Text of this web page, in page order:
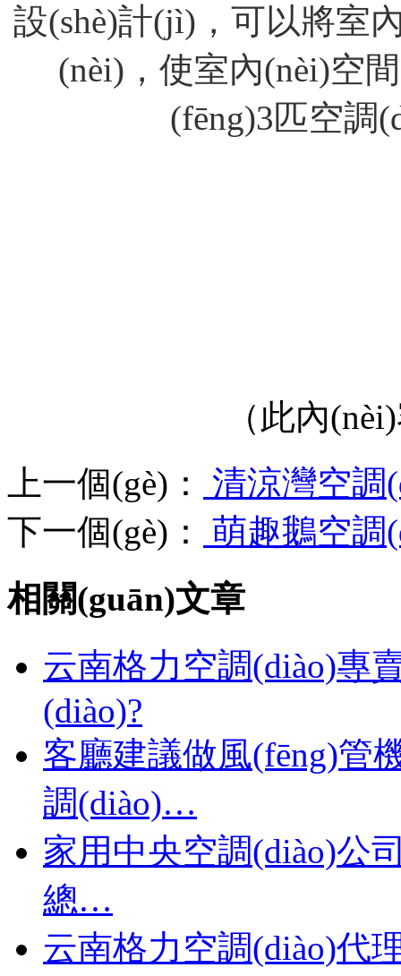
設(shè)計(jì)，可以
(nèi)，使室內(nèi)空
(fēng)3匹空調
（此內
上一個(gè)：
清涼灣空調
下一個(gè)：
萌趣鵝空調
相關(guān)文章
云南格力空調(diào)專
(diào)?
客廳建議做風(fēng)管
調(diào)…
家用中央空調(diào)公
總…
云南格力空調(diào)代